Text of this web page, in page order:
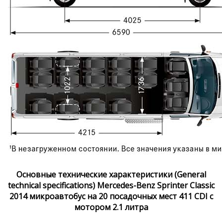
Основные технические характеристики (General
technical specifications) Mercedes-Benz Sprinter Classic
2014 микроавтобус на 20 посадочных мест 411 CDI с
мотором 2.1 литра